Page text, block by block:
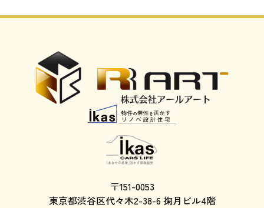
〒151-0053
東京都渋谷区代々木2-38-6 掬月ビル4階